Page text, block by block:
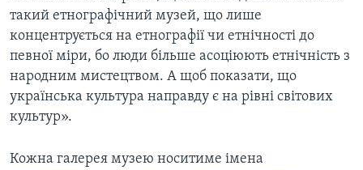
такий етнографічний музей, що лише
концентрується на етнографії чи етнічності до
певної міри, бо люди більше асоціюють етнічність з
народним мистецтвом. А щоб показати, що
українська культура направду є на рівні світових
культур».
Кожна галерея музею носитиме імена